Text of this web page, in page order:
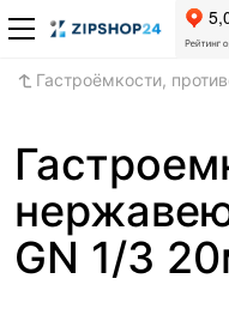
Гастроёмкости,
GN 1/3